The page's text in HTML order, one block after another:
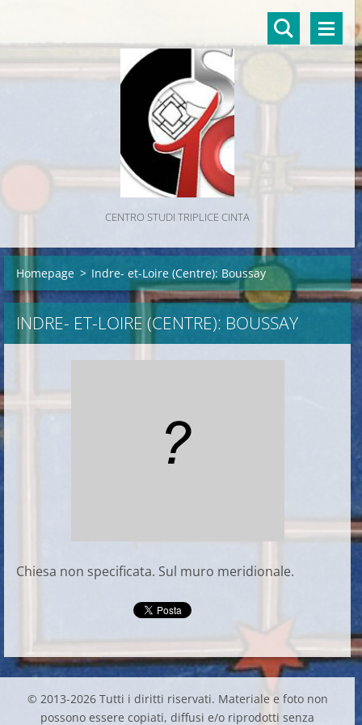
CENTRO STUDI TRIPLICE CINTA
Homepage > Indre- et-Loire (Centre): Boussay
INDRE- ET-LOIRE (CENTRE): BOUSSAY
Chiesa non specificata. Sul muro meridionale.
© 2013-2026 Tutti i diritti riservati. Materiale e foto non
possono essere copiati, diffusi e/o riprodotti senza